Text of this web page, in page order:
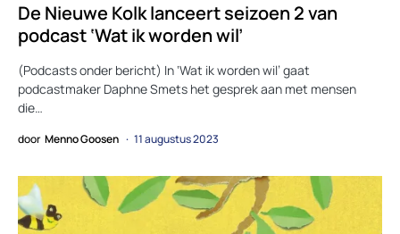
De Nieuwe Kolk lanceert seizoen 2 van
podcast ‘Wat ik worden wil’
(Podcasts onder bericht) In ‘Wat ik worden wil’ gaat
podcastmaker Daphne Smets het gesprek aan met mensen
die…
door Menno Goosen 11 augustus 2023